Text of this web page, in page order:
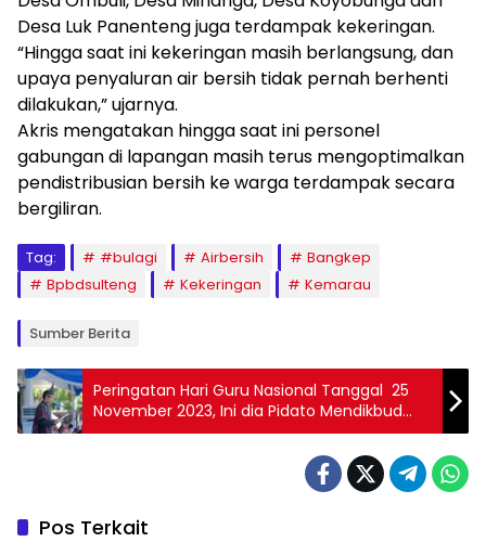
Desa Luk Panenteng juga terdampak kekeringan.
“Hingga saat ini kekeringan masih berlangsung, dan
upaya penyaluran air bersih tidak pernah berhenti
dilakukan,” ujarnya.
Akris mengatakan hingga saat ini personel
gabungan di lapangan masih terus mengoptimalkan
pendistribusian bersih ke warga terdampak secara
bergiliran.
Tag: #bulagi Airbersih
Bangkep
Bpbdsulteng
Kekeringan Kemarau
Sumber Berita
Peringatan Hari Guru Nasional Tanggal 25
November 2023, Ini dia Pidato Mendikbud
Nadiem Anwar Makarim!
Pos Terkait